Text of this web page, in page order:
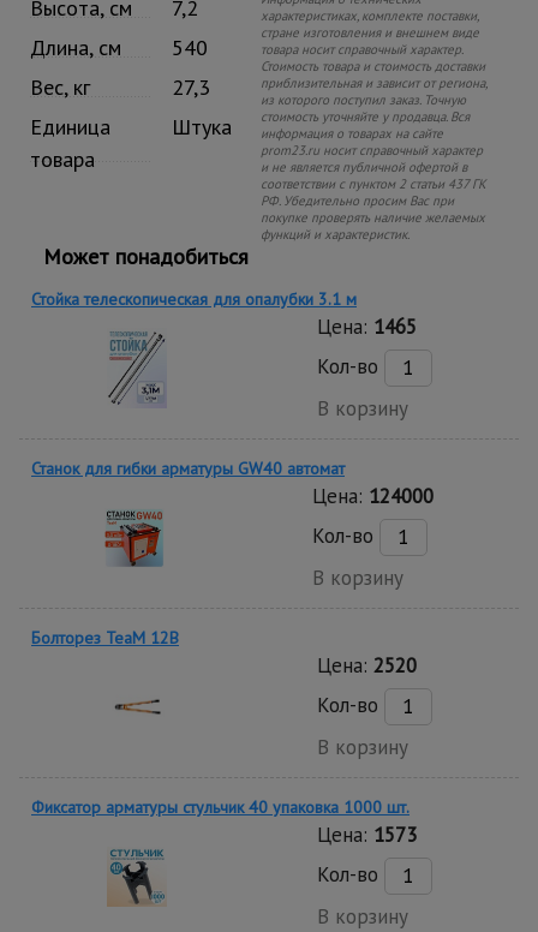
Высота, см
7,2
Длина, см
540
Вес, кг
27,3
Единица
товара
Штука
характеристиках, комплекте поставки,
стране изготовления и внешнем виде
товара носит справочный характер.
Стоимость товара и стоимость доставки
приблизительная и зависит от региона,
из которого поступил заказ. Точную
стоимость уточняйте у продавца. Вся
информация о товарах на сайте
prom23.ru носит справочный характер
и не является публичной офертой в
соответствии с пунктом 2 статьи 437 ГК
РФ. Убедительно просим Вас при
покупке проверять наличие желаемых
функций и характеристик.
Может понадобиться
Стойка телескопическая для опалубки 3.1 м
Цена: 1465
Кол-во
В корзину
Станок для гибки арматуры GW40 автомат
Цена: 124000
Кол-во
В корзину
Болторез TeaM 12B
Цена: 2520
Кол-во
В корзину
Фиксатор арматуры стульчик 40 упаковка 1000 шт.
Цена: 1573
Кол-во
В корзину